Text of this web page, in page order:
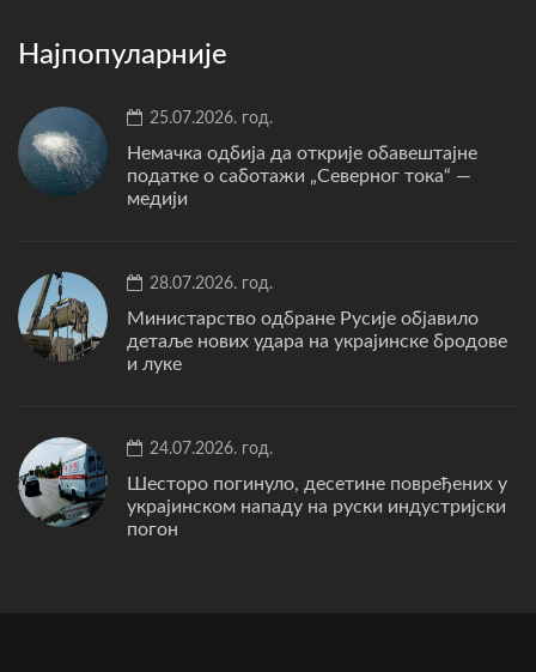
Најпопуларније
25.07.2026. год.
Немачка одбија да открије обавештајне
податке о саботажи „Северног тока“ —
медији
28.07.2026. год.
Министарство одбране Русије објавило
детаље нових удара на украјинске бродове
и луке
24.07.2026. год.
Шесторо погинуло, десетине повређених у
украјинском нападу на руски индустријски
погон